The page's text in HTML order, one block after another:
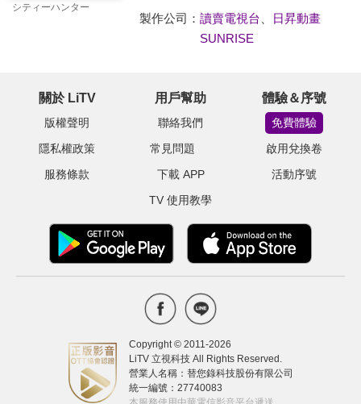
シティーハンター
製作公司： 讀賣電視台
日昇動畫
SUNRISE
關於 LiTV
版權聲明
隱私權政策
服務條款
用戶幫助
聯絡我們
常見問題
下載 APP
TV 使用教學
體驗＆序號
免費體驗
啟用兌換卷
活動序號
Copyright © 2011-2026
LiTV 立視科技 All Rights Reserved.
營業人名稱：替您錄科技股份有限公司
統一編號：27740083